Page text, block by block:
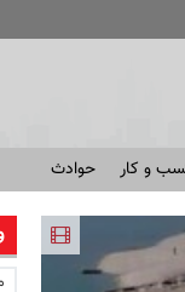
و کار حوادث